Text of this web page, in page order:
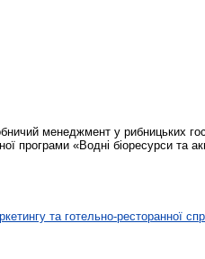
менеджмент у рибницьких
програми «Водні біоресурси та
та готельно-ресторанної